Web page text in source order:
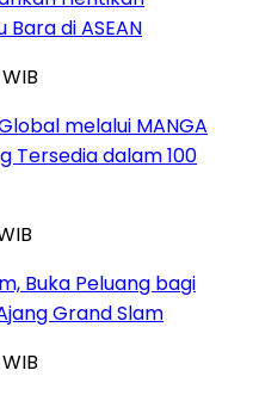
di ASEAN
melalui MANGA
Tersedia dalam 100
Buka Peluang bagi
Grand Slam